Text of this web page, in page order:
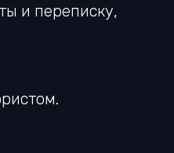
и переписку,